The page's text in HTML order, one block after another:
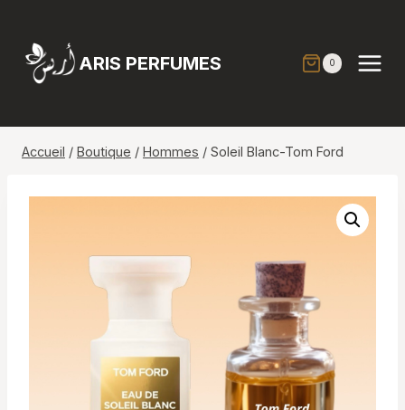
contenu
ARIS PERFUMES 0
Accueil / Boutique / Hommes / Soleil Blanc-Tom Ford